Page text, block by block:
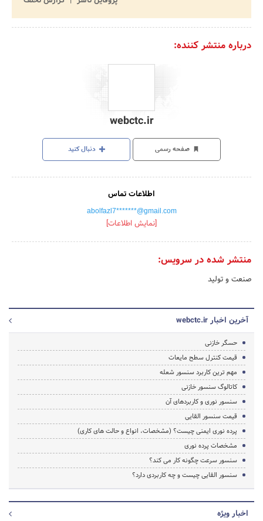
درباره منتشر کننده:
webctc.ir
صفحه رسمی دنبال کنید
اطلاعات تماس
abolfazl7*******@gmail.com
[نمایش اطلاعات]
منتشر شده در سرویس:
صنعت و تولید
آخرین اخبار webctc.ir
حسگر خازنی
قیمت کنترل سطح مایعات
مهم ترین کاربرد سنسور شعله
کاتالوگ سنسور خازنی
سنسور نوری و کاربردهای آن
قیمت سنسور القایی
پرده نوری ایمنی چیست؟ (مشخصات، انواع و حالت های کاری)
مشخصات پرده ­نوری
سنسور سرعت چگونه کار می کند؟
سنسور القایی چیست و چه کاربردی دارد؟
اخبار ویژه